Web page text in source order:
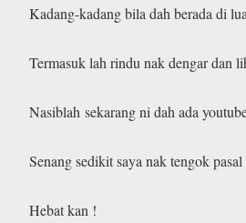
Kadang-kadang bila dah berada di
Termasuk lah rindu nak dengar dan
Nasiblah sekarang ni dah ada
Senang sedikit saya nak tengok
Hebat kan !